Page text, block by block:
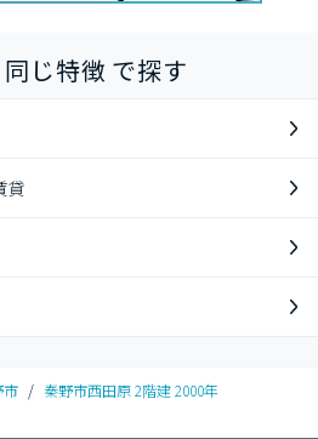
じ特徴 で探す
貸
市 / 秦野市西田原 2階建 2000年